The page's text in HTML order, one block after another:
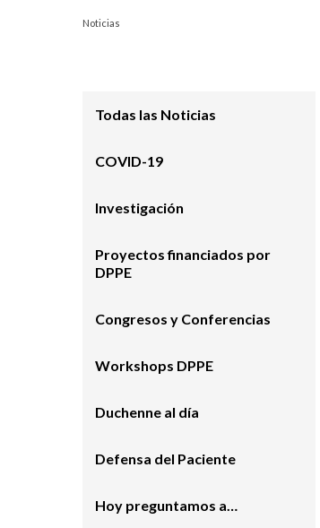
Noticias
Todas las Noticias
COVID-19
Investigación
Proyectos financiados por
DPPE
Congresos y Conferencias
Workshops DPPE
Duchenne al día
Defensa del Paciente
Hoy preguntamos a…